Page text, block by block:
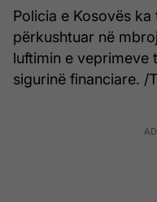
Policia e Kosovës
përkushtuar në
luftimin e veprimeve
sigurinë financiare. /